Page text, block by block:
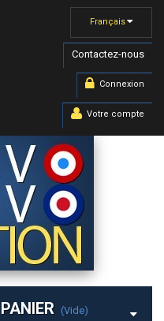
Français
Contactez-nous
Connexion
Votre compte
PANIER (vide)